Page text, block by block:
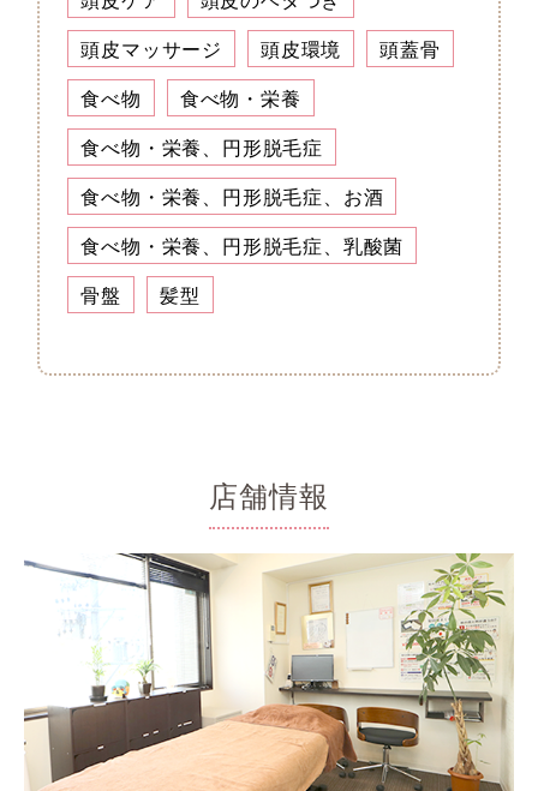
頭皮マッサージ
頭皮環境
頭蓋骨
食べ物
食べ物・栄養
食べ物・栄養、円形脱毛症
食べ物・栄養、円形脱毛症、お酒
食べ物・栄養、円形脱毛症、乳酸菌
骨盤
髪型
店舗情報